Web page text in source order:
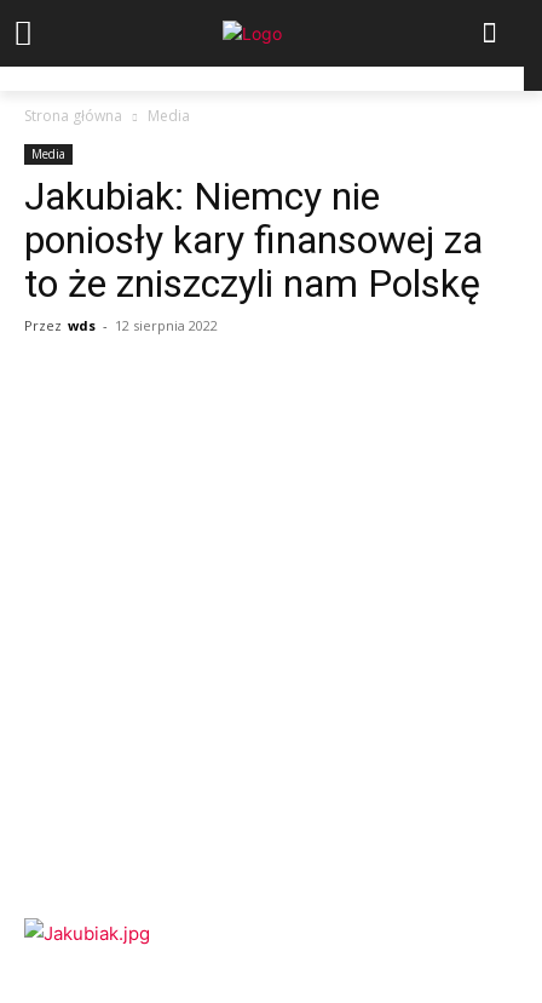
Strona główna Media
Media
Jakubiak: Niemcy nie
poniosły kary finansowej za
to że zniszczyli nam Polskę
Przez wds - 12 sierpnia 2022